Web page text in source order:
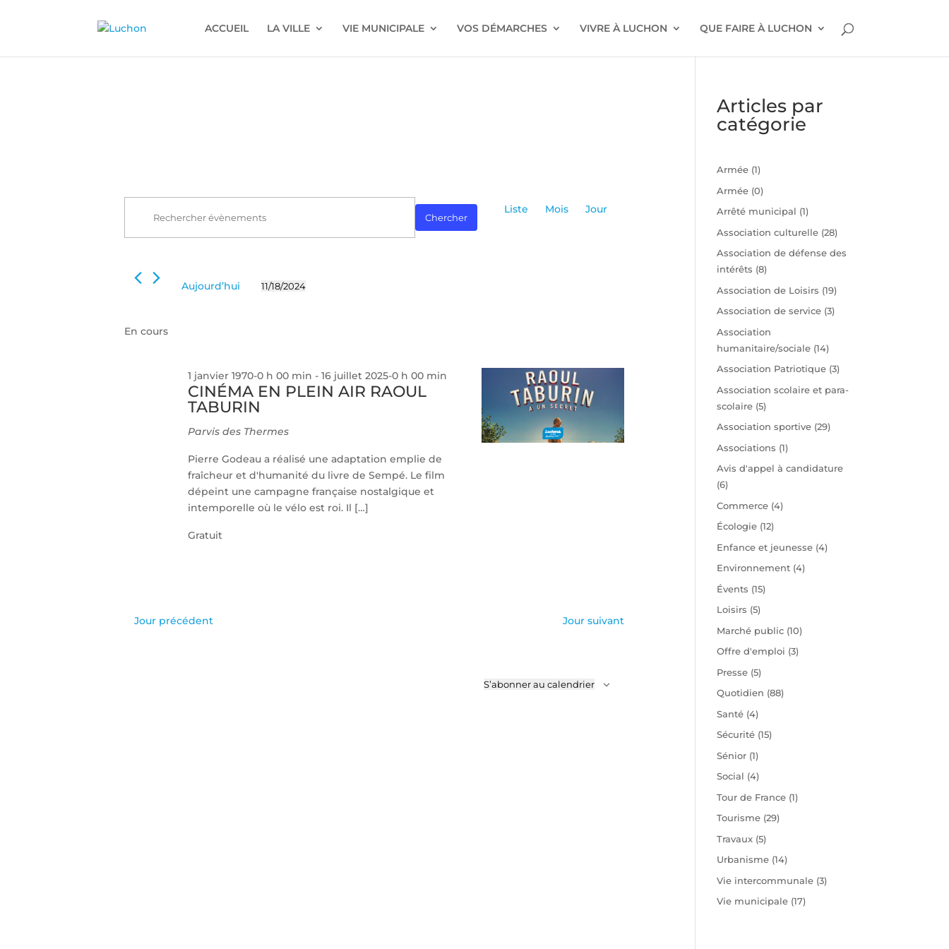
ACCUEIL LA VILLE VIE MUNICIPALE VOS DÉMARCHES VIVRE À LUCHON QUE FAIRE À LUCHON
Évènements
for
18
2024
Recherche
vues
Évènements
Évènements
clé.
Chercher
de
Liste Mois Jour
Aujourd’hui 11/18/2024
En cours
CINÉMA EN PLEIN AIR RAOUL
TABURIN
1 janvier 1970-0 h 00 min -16 juillet 2025-0 h 00 min
Parvis des Thermes
Pierre Godeau a réalisé une adaptation emplie de
fraîcheur et d'humanité du livre de Sempé. Le film
dépeint une campagne française nostalgique et
intemporelle où le vélo est roi. Il […]
Gratuit
Jour précédent Jour suivant
S’abonner au calendrier
Articles par
catégorie
Armée (1)
Armée (0)
Arrêté municipal (1)
Association culturelle (28)
Association de défense des
intérêts (8)
Association de Loisirs (19)
Association de service (3)
Association
humanitaire/sociale (14)
Association Patriotique (3)
Association scolaire et para-
scolaire (5)
Association sportive (29)
Associations (1)
Avis d'appel à candidature
(6)
Commerce (4)
Écologie (12)
Enfance et jeunesse (4)
Environnement (4)
Évents (15)
Loisirs (5)
Marché public (10)
Offre d'emploi (3)
Presse (5)
Quotidien (88)
Santé (4)
Sécurité (15)
Sénior (1)
Social (4)
Tour de France (1)
Tourisme (29)
Travaux (5)
Urbanisme (14)
Vie intercommunale (3)
Vie municipale (17)